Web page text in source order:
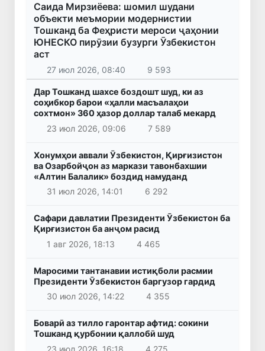
Саида Мирзиёева: шомил шудани
объекти меъмории модернистии
Тошканд ба Феҳристи мероси ҷаҳонии
ЮНЕСКО пирӯзии бузурги Ӯзбекистон
аст
27 июл 2026, 08:40 9 593
Дар Тошканд шахсе боздошт шуд, ки аз
соҳибкор барои «ҳалли масъалаҳои
сохтмон» 360 ҳазор доллар талаб мекард
23 июл 2026, 09:06
7 589
Хонумҳои аввали Ӯзбекистон, Қирғизистон
ва Озарбойҷон аз маркази тавонбахшии
«Алтин Балалик» боздид намуданд
31 июл 2026, 14:01
6 292
Сафари давлатии Президенти Ӯзбекистон ба
Қирғизистон ба анҷом расид
1 авг 2026, 18:13
4 465
Маросими тантанавии истиқболи расмии
Президенти Ӯзбекистон баргузор гардид
30 июл 2026, 14:22
4 355
Боварӣ аз тилло гаронтар афтид: сокини
Тошканд қурбонии қаллобӣ шуд
23 июл 2026, 16:18
4 275